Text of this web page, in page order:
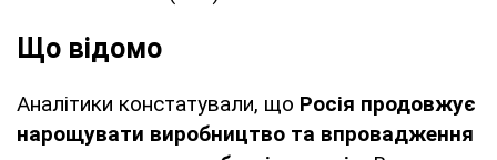
Що відомо
Аналітики констатували, що Росія продовжує
нарощувати виробництво та впровадження